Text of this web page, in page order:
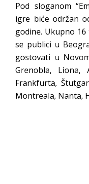
Pod sloganom
igre biće održan
godine. Ukupno
se publici u
gostovati u
Grenobla, Liona,
Frankfurta,
Montreala, Nanta,